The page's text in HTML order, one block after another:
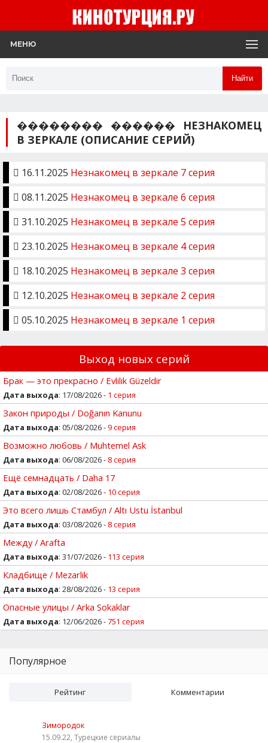
МЕНЮ
Найти
�������� ������ НЕЗНАКОМЕЦ
В ЗЕРКАЛЕ (ОПИСАНИЕ СЕРИЙ)
16.11.2025 Незнакомец в зеркале 7 серия
08.11.2025 Незнакомец в зеркале 6 серия
31.10.2025 Незнакомец в зеркале 5 серия
23.10.2025 Незнакомец в зеркале 4 серия
18.10.2025 Незнакомец в зеркале 3 серия
12.10.2025 Незнакомец в зеркале 2 серия
05.10.2025 Незнакомец в зеркале 1 серия
Выход новых серий
Брак — это прекрасно / Evlilik Güzeldir
Дата выхода: 17/08/2026 - 1 серия
Закон природы / Doğanın Kanunu
Дата выхода: 05/08/2026 -9 серия
Возможно любовь / Muhtemel Ask
Дата выхода: 06/08/2026 - 8 серия
Ещё семнадцать / Daha 17
Дата выхода: 02/08/2026 - 10 серия
Это всего лишь Стамбул / Altı Ustu İstanbul
Дата выхода: 03/08/2026 - 8 серия
Между / Arafta
Дата выхода: 31/07/2026 - 113 серия
Кладбище / Mezarlik
Дата выхода: 28/08/2026 - 13 серия
Опасные улицы / Arka Sokaklar
Дата выхода: 12/06/2026 -751 серия
Популярное
Рейтинг Комментарии
Зимородок
15.09.22, Турецкие сериалы